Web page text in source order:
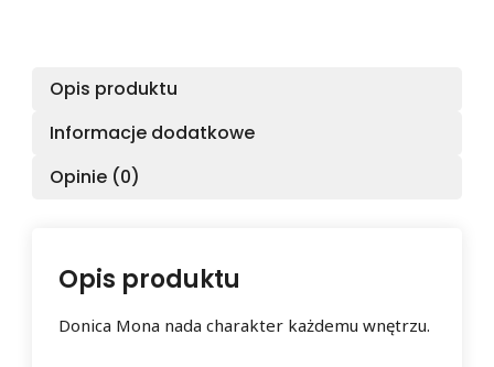
Opis produktu
Informacje dodatkowe
Opinie (0)
Opis produktu
Donica Mona nada charakter każdemu wnętrzu.